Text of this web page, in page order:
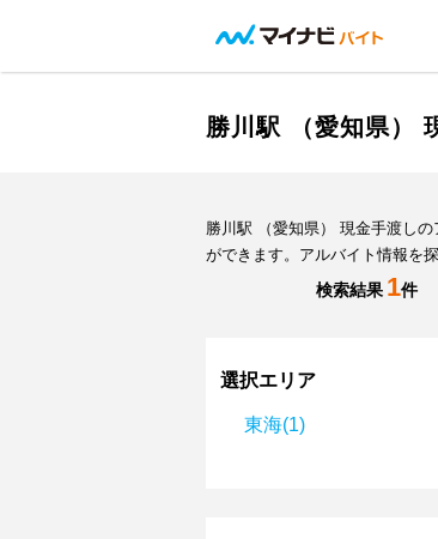
勝川駅 （愛知県）
勝川駅 （愛知県） 現金手渡し
ができます。アルバイト情報を
検索結果 1件
選択エリア
東海(1)